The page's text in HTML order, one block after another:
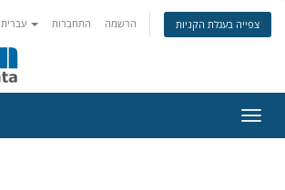
התחברות הרשמה צפייה בעגלת הקניות
ניווט